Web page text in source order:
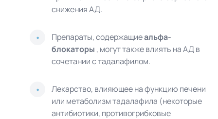
снижения АД.
Препараты, содержащиеальфа-
блокаторы , могут также влиять на АД в
сочетании с тадалафилом.
Лекарство, влияющее на функцию печени
или метаболизм тадалафила (некоторые
антибиотики, противогрибковые